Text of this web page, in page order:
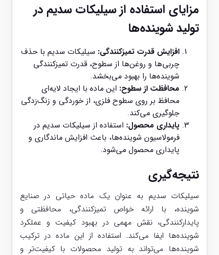
مزایای استفاده از سیلیکات سدیم در
تولید شوینده‌ها
افزایش قدرت تمیزکنندگی: سیلیکات سدیم با حذف
چربی‌ها و روغن‌ها از سطوح، قدرت تمیزکنندگی
شوینده‌ها را بهبود می‌بخشد.
محافظت از سطوح: این ماده با ایجاد لایه‌ای
محافظ بر روی سطوح فلزی، از خوردگی و زنگ‌زدگی
جلوگیری می‌کند.
پایداری محصول: استفاده از سیلیکات سدیم در
فرمولاسیون شوینده‌ها، باعث افزایش ماندگاری و
پایداری محصول می‌شود.
نتیجه‌گیری
سیلیکات سدیم به عنوان یک ماده حیاتی در صنایع
شوینده، با ارائه خواص تمیزکنندگی، محافظتی و
پایدارکنندگی، نقش مهمی در بهبود کیفیت و عملکرد
شوینده‌ها ایفا می‌کند. استفاده از این ماده در ترکیب
شوینده‌ها می‌تواند به تولید محصولات با کیفیت‌تر و